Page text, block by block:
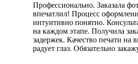
Профессионально. Заказала
впечатлил! Процесс
интуитивно понятно.
на каждом этапе. Получила
задержек. Качество печати на
радует глаз. Обязательно